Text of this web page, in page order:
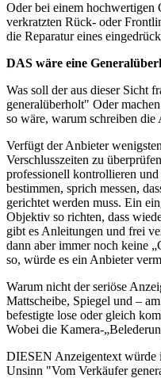
Oder bei einem hochwertigen
verkratzten Rück- oder
die Reparatur eines
DAS wäre eine
Was soll der aus dieser Sicht
generalüberholt" Oder
so wäre, warum schreiben die
Verfügt der Anbieter
Verschlusszeiten zu
professionell kontrollieren
bestimmen, sprich messen,
gerichtet werden muss. Ein
Objektiv so richten, dass
gibt es Anleitungen und frei
dann aber immer noch keine
so, würde es ein Anbieter
Warum nicht der seriöse
Mattscheibe, Spiegel und –
befestigte lose oder gleich
Wobei die Kamera-
DIESEN Anzeigentext würde
Unsinn "Vom Verkäufer